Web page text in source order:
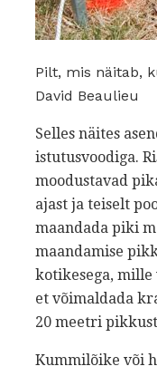
Pilt, mis näitab,
David Beaulieu
Selles näites
istutusvoodiga.
moodustavad
ajast ja teiselt
maandada piki
maandamise
kotikesega, mille
et võimaldada
20 meetri
Kummilõike või